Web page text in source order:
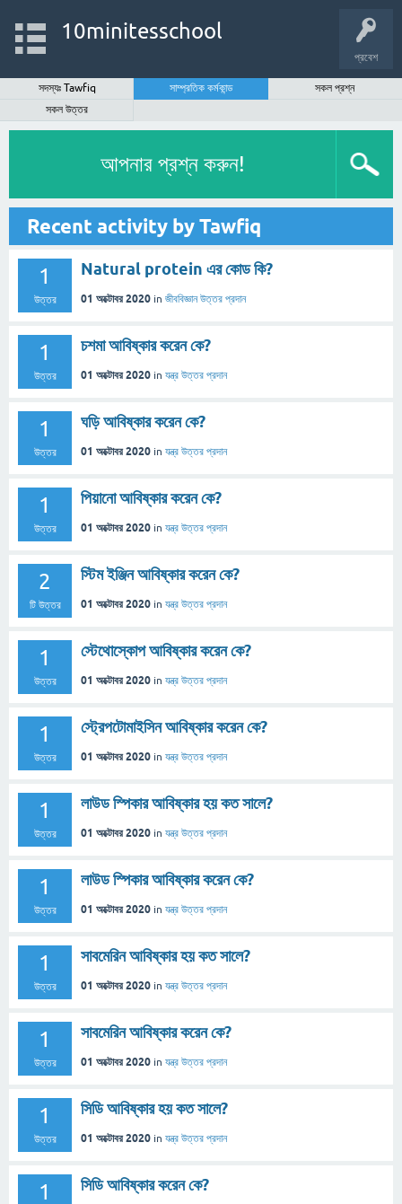
প্রবেশ
10minitesschool
সদস্যঃ Tawfiq সাম্প্রতিক কর্মকান্ড
সকল প্রশ্ন
সকল উত্তর
আপনার প্রশ্ন করুন!
Recent activity by Tawfiq
1
উত্তর
Natural protein এর কোড কি?
01 অক্টোবর 2020 in জীববিজ্ঞান উত্তর প্রদান
1
উত্তর
চশমা আবিষ্কার করেন কে?
01 অক্টোবর 2020 in যন্ত্র উত্তর প্রদান
1
উত্তর
ঘড়ি আবিষ্কার করেন কে?
01 অক্টোবর 2020 in যন্ত্র উত্তর প্রদান
1
উত্তর
পিয়ানো আবিষ্কার করেন কে?
01 অক্টোবর 2020 in যন্ত্র উত্তর প্রদান
2
টি উত্তর
স্টিম ইঞ্জিন আবিষ্কার করেন কে?
01 অক্টোবর 2020 in যন্ত্র উত্তর প্রদান
1
উত্তর
স্টেথোস্কোপ আবিষ্কার করেন কে?
01 অক্টোবর 2020 in যন্ত্র উত্তর প্রদান
1
উত্তর
স্ট্রেপটোমাইসিন আবিষ্কার করেন কে?
01 অক্টোবর 2020 in যন্ত্র উত্তর প্রদান
1
উত্তর
লাউড স্পিকার আবিষ্কার হয় কত সালে?
01 অক্টোবর 2020 in যন্ত্র উত্তর প্রদান
1
উত্তর
লাউড স্পিকার আবিষ্কার করেন কে?
01 অক্টোবর 2020 in যন্ত্র উত্তর প্রদান
1
উত্তর
সাবমেরিন আবিষ্কার হয় কত সালে?
01 অক্টোবর 2020 in যন্ত্র উত্তর প্রদান
1
উত্তর
সাবমেরিন আবিষ্কার করেন কে?
01 অক্টোবর 2020 in যন্ত্র উত্তর প্রদান
1
উত্তর
সিডি আবিষ্কার হয় কত সালে?
01 অক্টোবর 2020 in যন্ত্র উত্তর প্রদান
1 সিডি আবিষ্কার করেন কে?